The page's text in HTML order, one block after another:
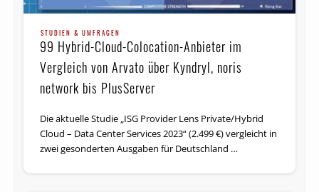
STUDIEN & UMFRAGEN
99 Hybrid-Cloud-Colocation-Anbieter im
Vergleich von Arvato über Kyndryl, noris
network bis PlusServer
Die aktuelle Studie „ISG Provider Lens Private/Hybrid
Cloud – Data Center Services 2023“ (2.499 €) vergleicht in
zwei gesonderten Ausgaben für Deutschland …